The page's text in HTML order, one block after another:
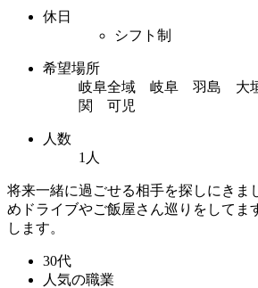
休日
シフト制
希望場所
岐阜全域 岐阜 羽島 大
関 可児
人数
1人
将来一緒に過ごせる相手を探しにきま
めドライブやご飯屋さん巡りをしてま
します。
30代
人気の職業